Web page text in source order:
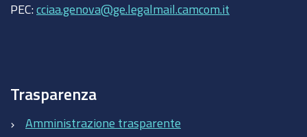
PEC: cciaa.genova@ge.legalmail.camcom.it
Trasparenza
Amministrazione trasparente